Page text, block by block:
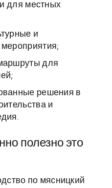
для местных
и
для
решения в
и
полезно это
по мясницкий